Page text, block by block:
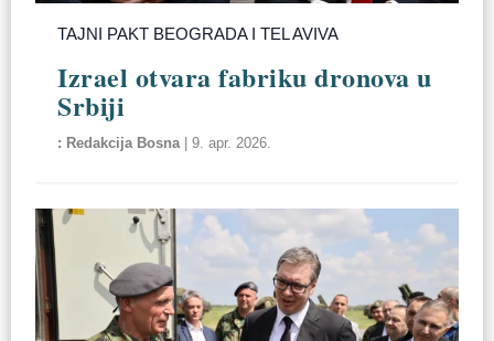
TAJNI PAKT BEOGRADA I TEL AVIVA
Izrael otvara fabriku dronova u
Srbiji
Redakcija Bosna|9. apr. 2026.